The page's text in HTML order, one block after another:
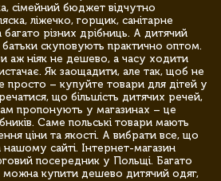
сімейний бюджет відчутно
ліжечко, горщик, санітарне
різних дрібниць. А дитячий
скуповують практично оптом.
аж ніяк не дешево, а часу ходити
Як заощадити, але так, щоб не
просто – купуйте товари для дітей у
що більшість дитячих речей,
пропонують у магазинах – це
Саме польські товари мають
ціни та якості. А вибрати все, що
сайті. Інтернет-магазин
посередник у Польщі. Багато
купити дешево дитячий одяг,